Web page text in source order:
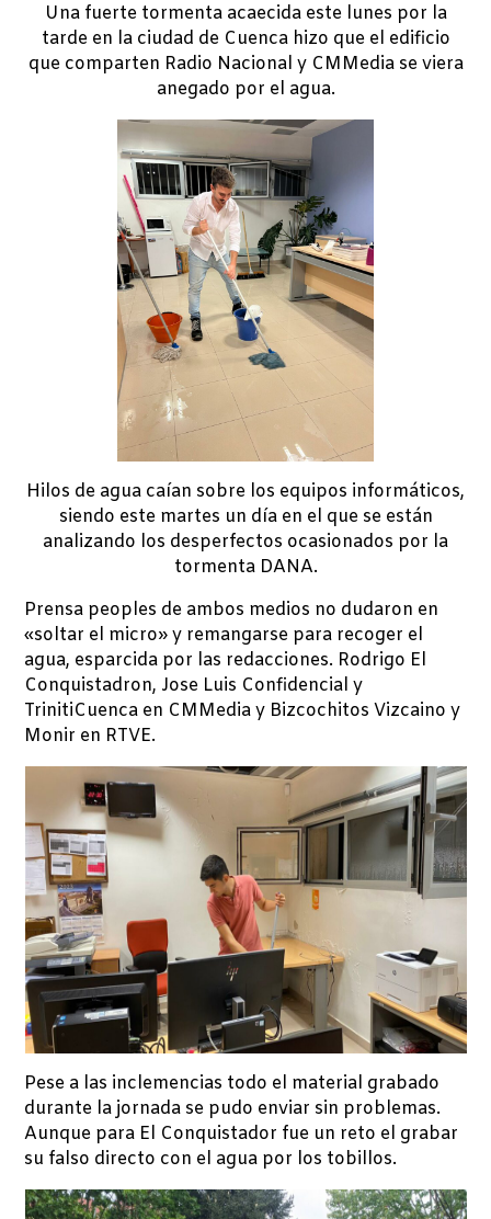
Una fuerte tormenta acaecida este lunes por la
tarde en la ciudad de Cuenca hizo que el edificio
que comparten Radio Nacional y CMMedia se viera
anegado por el agua.
Hilos de agua caían sobre los equipos informáticos,
siendo este martes un día en el que se están
analizando los desperfectos ocasionados por la
tormenta DANA.
Prensa peoples de ambos medios no dudaron en
«soltar el micro» y remangarse para recoger el
agua, esparcida por las redacciones. Rodrigo El
Conquistadron, Jose Luis Confidencial y
TrinitiCuenca en CMMedia y Bizcochitos Vizcaino y
Monir en RTVE.
Pese a las inclemencias todo el material grabado
durante la jornada se pudo enviar sin problemas.
Aunque para El Conquistador fue un reto el grabar
su falso directo con el agua por los tobillos.